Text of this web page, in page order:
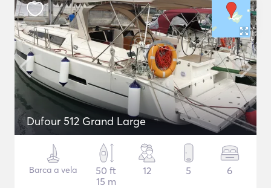
Dufour 512 Grand Large
Barca a vela
50 ft
15 m
12 5 6